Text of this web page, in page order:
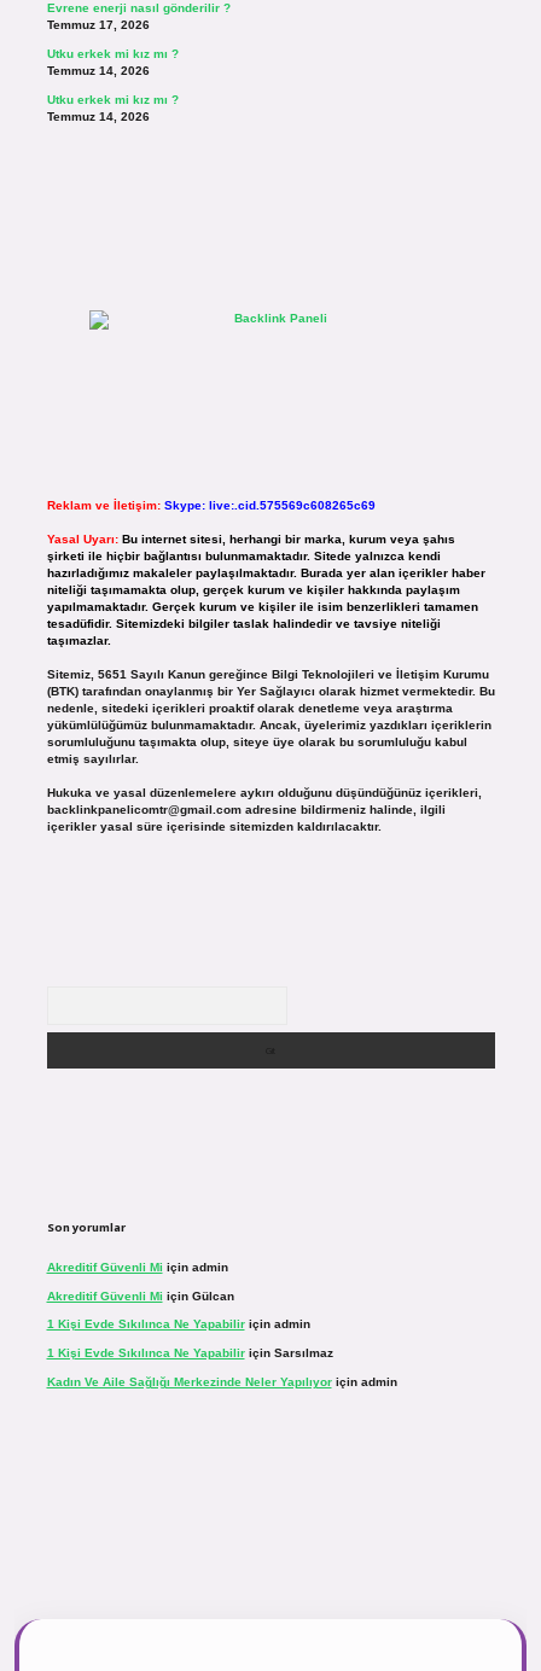
Evrene enerji nasıl gönderilir ?
Temmuz 17, 2026
Utku erkek mi kız mı ?
Temmuz 14, 2026
Utku erkek mi kız mı ?
Temmuz 14, 2026
Reklam ve İletişim: Skype: live:.cid.575569c608265c69
Yasal Uyarı: Bu internet sitesi, herhangi bir marka, kurum veya şahıs
şirketi ile hiçbir bağlantısı bulunmamaktadır. Sitede yalnızca kendi
hazırladığımız makaleler paylaşılmaktadır. Burada yer alan içerikler haber
niteliği taşımamakta olup, gerçek kurum ve kişiler hakkında paylaşım
yapılmamaktadır. Gerçek kurum ve kişiler ile isim benzerlikleri tamamen
tesadüfidir. Sitemizdeki bilgiler taslak halindedir ve tavsiye niteliği
taşımazlar.
Sitemiz, 5651 Sayılı Kanun gereğince Bilgi Teknolojileri ve İletişim Kurumu
(BTK) tarafından onaylanmış bir Yer Sağlayıcı olarak hizmet vermektedir. Bu
nedenle, sitedeki içerikleri proaktif olarak denetleme veya araştırma
yükümlülüğümüz bulunmamaktadır. Ancak, üyelerimiz yazdıkları içeriklerin
sorumluluğunu taşımakta olup, siteye üye olarak bu sorumluluğu kabul
etmiş sayılırlar.
Hukuka ve yasal düzenlemelere aykırı olduğunu düşündüğünüz içerikleri,
backlinkpanelicomtr@gmail.comadresine bildirmeniz halinde, ilgili
içerikler yasal süre içerisinde sitemizden kaldırılacaktır.
Son yorumlar
Akreditif Güvenli Mi için admin
Akreditif Güvenli Mi için Gülcan
1 Kişi Evde Sıkılınca Ne Yapabiliriçin admin
1 Kişi Evde Sıkılınca Ne Yapabiliriçin Sarsılmaz
Kadın Ve Aile Sağlığı Merkezinde Neler Yapılıyoriçin admin